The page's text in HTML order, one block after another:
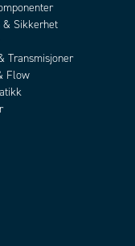
ger en utsignal på 0-
på Millenium 3
& Sikkerhet
Transmisjoner
Flow